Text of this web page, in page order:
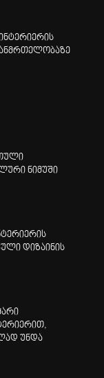
ნიმუში
დიზაინის
უნდა